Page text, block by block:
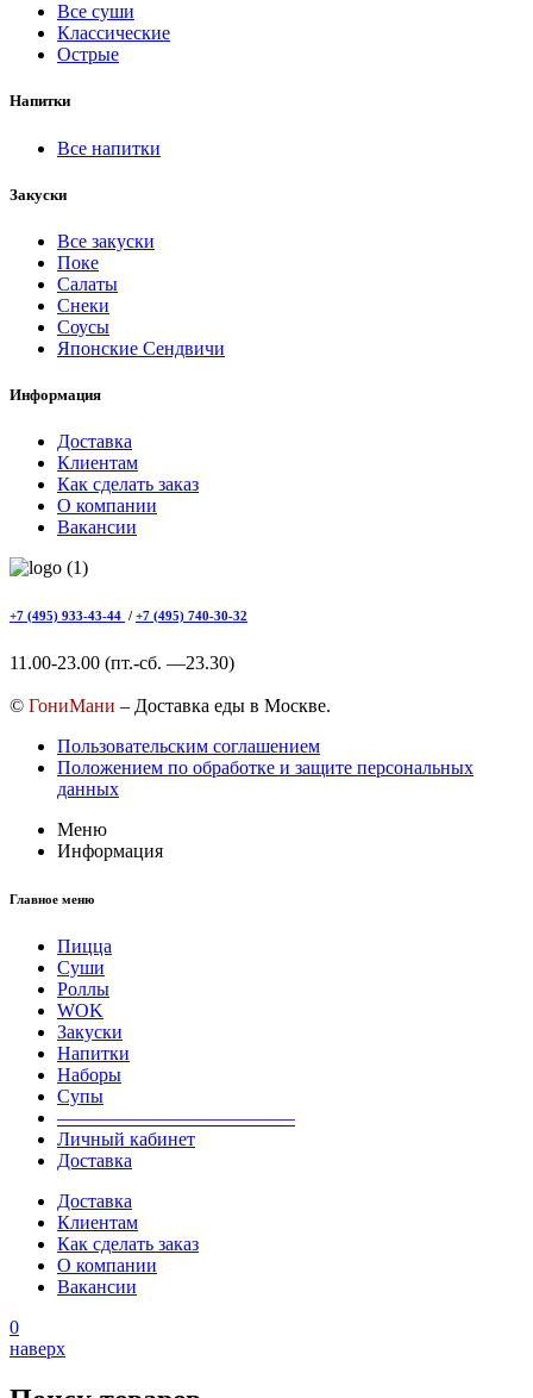
Все суши
Классические
Острые
Напитки
Все напитки
Закуски
Все закуски
Поке
Салаты
Снеки
Соусы
Японские Сендвичи
Информация
Доставка
Клиентам
Как сделать заказ
О компании
Вакансии
+7 (495) 933-43-44 / +7 (495) 740-30-32
11.00-23.00 (пт.-сб. —23.30)
© ГониМани – Доставка еды в Москве.
Пользовательским соглашением
Положением по обработке и защите персональных
данных
Меню
Информация
Главное меню
Пицца
Суши
Роллы
WOK
Закуски
Напитки
Наборы
Супы
————————————–
Личный кабинет
Доставка
Доставка
Клиентам
Как сделать заказ
О компании
Вакансии
0
наверх